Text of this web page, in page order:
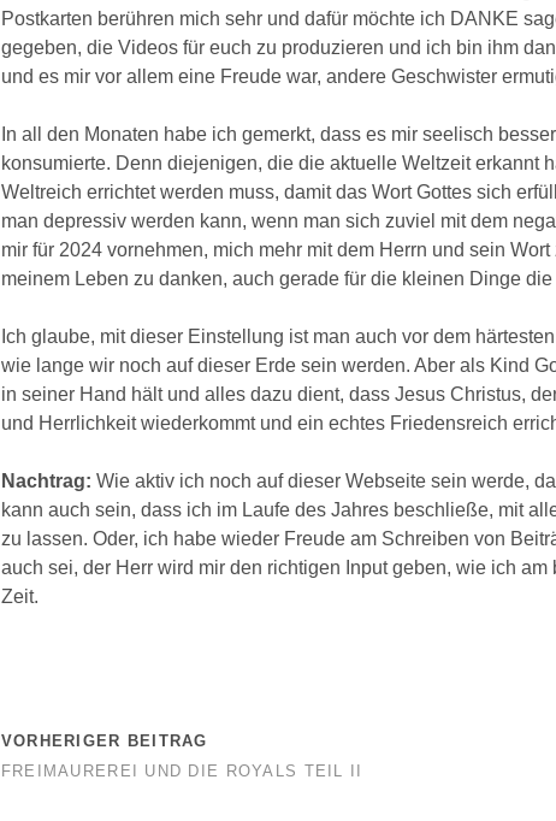
Postkarten berühren mich sehr und dafür möchte ich DANKE
gegeben, die Videos für euch zu produzieren und ich bin ihm
und es mir vor allem eine Freude war, andere Geschwister
In all den Monaten habe ich gemerkt, dass es mir seelisch
konsumierte. Denn diejenigen, die die aktuelle Weltzeit erkannt
Weltreich errichtet werden muss, damit das Wort Gottes sich
man depressiv werden kann, wenn man sich zuviel mit dem
mir für 2024 vornehmen, mich mehr mit dem Herrn und sein
meinem Leben zu danken, auch gerade für die kleinen Dinge
Ich glaube, mit dieser Einstellung ist man auch vor dem
wie lange wir noch auf dieser Erde sein werden. Aber als Kind
in seiner Hand hält und alles dazu dient, dass Jesus Christus,
und Herrlichkeit wiederkommt und ein echtes Friedensreich
Nachtrag: Wie aktiv ich noch auf dieser Webseite sein werde,
kann auch sein, dass ich im Laufe des Jahres beschließe, mit
zu lassen. Oder, ich habe wieder Freude am Schreiben von
auch sei, der Herr wird mir den richtigen Input geben, wie ich
Zeit.
VORHERIGER BEITRAG
FREIMAUREREI UND DIE ROYALS TEIL II